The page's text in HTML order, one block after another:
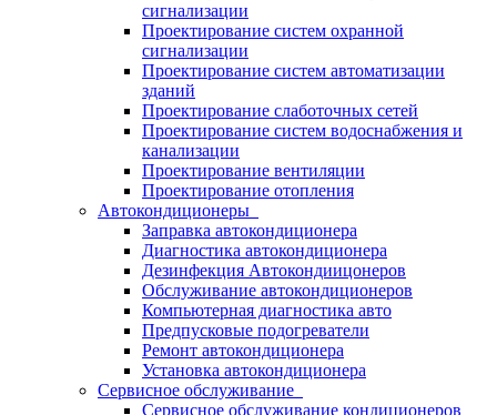
сигнализации
Проектирование систем охранной
сигнализации
Проектирование систем автоматизации
зданий
Проектирование слаботочных сетей
Проектирование систем водоснабжения и
канализации
Проектирование вентиляции
Проектирование отопления
Автокондиционеры
Заправка автокондиционера
Диагностика автокондиционера
Дезинфекция Автокондиицонеров
Обслуживание автокондиционеров
Компьютерная диагностика авто
Предпусковые подогреватели
Ремонт автокондиционера
Установка автокондиционера
Сервисное обслуживание
Сервисное обслуживание кондиционеров